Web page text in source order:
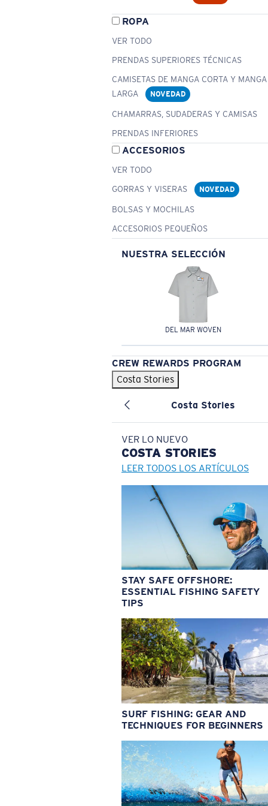
ROPA
VER TODO
PRENDAS SUPERIORES TÉCNICAS
CAMISETAS DE MANGA CORTA Y MANGA
LARGA
NOVEDAD
CHAMARRAS, SUDADERAS Y CAMISAS
PRENDAS INFERIORES
ACCESORIOS
VER TODO
GORRAS Y VISERAS
NOVEDAD
BOLSAS Y MOCHILAS
ACCESORIOS PEQUEÑOS
NUESTRA SELECCIÓN
DEL MAR WOVEN
CREW REWARDS PROGRAM
Costa Stories
Costa Stories
VER LO NUEVO
COSTA STORIES
LEER TODOS LOS ARTÍCULOS
STAY SAFE OFFSHORE:
ESSENTIAL FISHING SAFETY
TIPS
SURF FISHING: GEAR AND
TECHNIQUES FOR BEGINNERS